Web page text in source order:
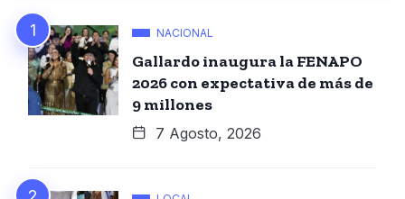
NACIONAL
Gallardo inaugura la FENAPO
2026 con expectativa de más de
9 millones
7 Agosto, 2026